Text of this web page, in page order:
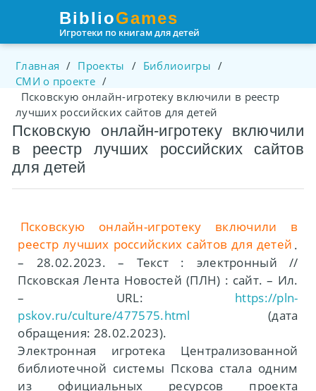
Пролистать
контента
BiblioGames
Игротеки по книгам для детей
Главная / Проекты / Библиоигры /
СМИ о проекте /
Псковскую онлайн-игротеку включили в реестр
лучших российских сайтов для детей
Псковскую онлайн-игротеку включили
в реестр лучших российских сайтов
для детей
Псковскую онлайн-игротеку включили в
реестр лучших российских сайтов для детей .
– 28.02.2023. – Текст : электронный //
Псковская Лента Новостей (ПЛН) : сайт. – Ил.
– URL: https://pln-
pskov.ru/culture/477575.html (дата
обращения: 28.02.2023).
Электронная игротека Централизованной
библиотечной системы Пскова стала одним
из официальных ресурсов проекта